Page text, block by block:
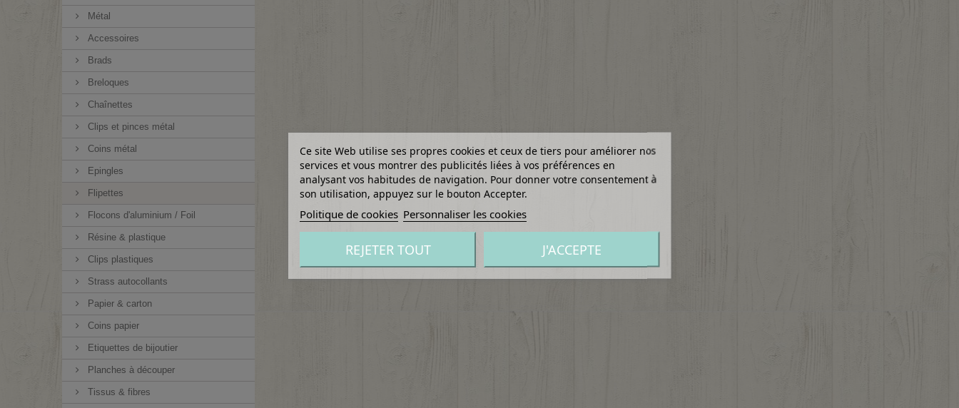
Métal
Accessoires
Brads
Breloques
Chaînettes
Clips et pinces métal
Coins métal
Epingles
Flipettes
Flocons d'aluminium / Foil
Résine & plastique
Clips plastiques
Strass autocollants
Papier & carton
Coins papier
Etiquettes de bijoutier
Planches à découper
Tissus & fibres
Ce site Web utilise ses propres cookies et ceux de tiers pour améliorer nos
services et vous montrer des publicités liées à vos préférences en
analysant vos habitudes de navigation. Pour donner votre consentement à
son utilisation, appuyez sur le bouton Accepter.
Politique de cookies Personnaliser les cookies
REJETER TOUT J'ACCEPTE